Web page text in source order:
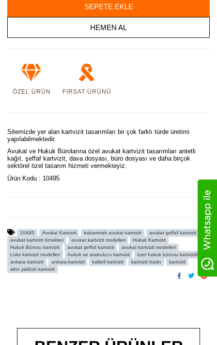
SEPETE EKLE
HEMEN AL
ÖZEL ÜRÜN FIRSAT ÜRÜNÜ
Sitemizde yer alan kartvizit tasarımları bir çok farklı türde üretimi
yapılabilmektedir.
Avukat ve Hukuk Bürolarına özel avukat kartvizit tasarımları antetli
kağıt, şeffaf kartvizit, dava dosyası, büro dosyası ve daha birçok
sektörel özel tasarım hizmeti vermekteyiz.
Ürün Kodu : 10495
10495 Avukat Kartvizit kabartmalı avukat kartvizit
avukat şeffaf kartvizit
avukat kartvizit örnekleri
avukat kartvizit modelleri
Hukuk Kartvizit
Hukuk Bürosu kartvizit
avukat şeffaf kartvizit
avukat kartvizit modelleri
Lüks kartvizit modelleri
hukuk ve arabulucu kartvizit
özel hukuk bürosu kartvizitleri
ankara kartvizit
ankara-kartvizit kaliteli kartvizit kartvizit baskı
kartvizit
altın yaldızlı kartvizit